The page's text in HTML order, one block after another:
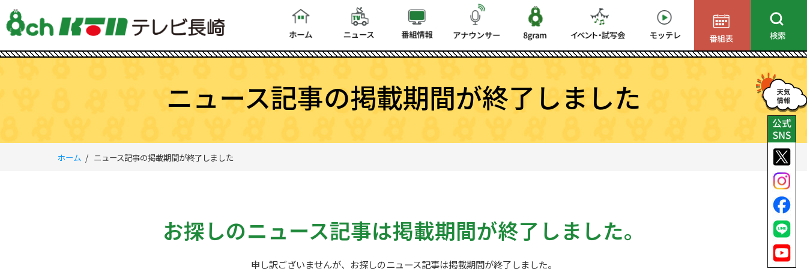
ニュース記事の掲載期間が終了しました
ホーム ニュース記事の掲載期間が終了しました
お探しのニュース記事は掲載期間が終了しました。
申し訳ございませんが、お探しのニュース記事は掲載期間が終了しました。